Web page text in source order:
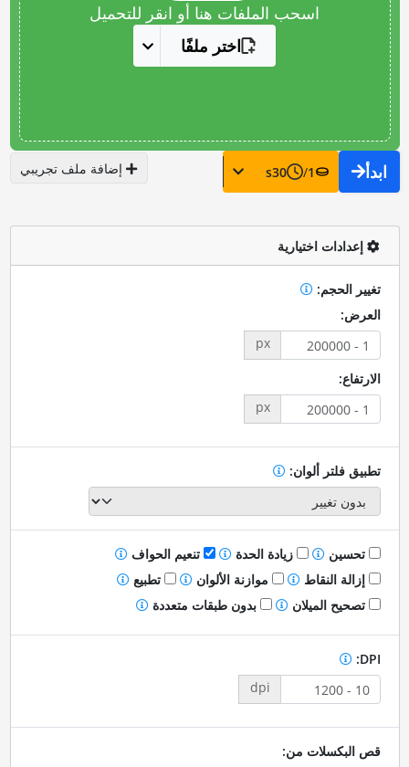
اسحب الملفات هنا أو انقر للتحميل
اختر ملفًا
ابدأ 1
/
30
s إضافة ملف تجريبي
إعدادات اختيارية
تغيير الحجم:
العرض:
px
الارتفاع:
px
تطبيق فلتر ألوان:
تحسين زيادة الحدة
تنعيم الحواف
إزالة النقاط
موازنة الألوان
تطبيع
تصحيح الميلان
بدون طبقات متعددة
DPI:
dpi
قص البكسلات من: